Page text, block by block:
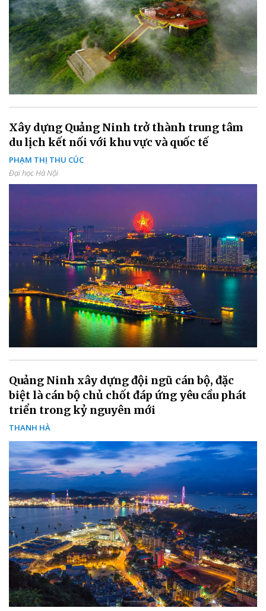
Xây dựng Quảng Ninh trở thành trung tâm
du lịch kết nối với khu vực và quốc tế
PHẠM THỊ THU CÚC
Đại học Hà Nội
Quảng Ninh xây dựng đội ngũ cán bộ, đặc
biệt là cán bộ chủ chốt đáp ứng yêu cầu phát
triển trong kỷ nguyên mới
THANH HÀ